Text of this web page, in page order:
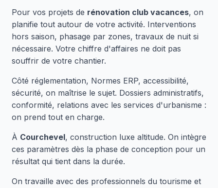
Pour vos projets de rénovation club vacances, on
planifie tout autour de votre activité. Interventions
hors saison, phasage par zones, travaux de nuit si
nécessaire. Votre chiffre d'affaires ne doit pas
souffrir de votre chantier.
Côté réglementation, Normes ERP, accessibilité,
sécurité, on maîtrise le sujet. Dossiers administratifs,
conformité, relations avec les services d'urbanisme :
on prend tout en charge.
À Courchevel, construction luxe altitude. On intègre
ces paramètres dès la phase de conception pour un
résultat qui tient dans la durée.
On travaille avec des professionnels du tourisme et